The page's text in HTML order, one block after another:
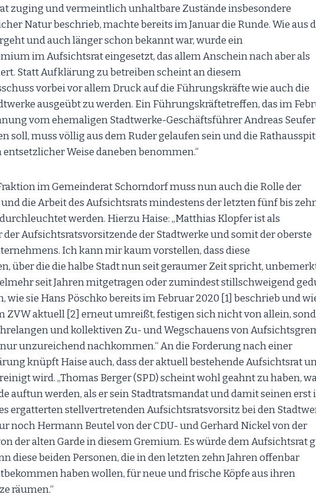
zuging und vermeintlich unhaltbare Zustände insbesondere
Natur beschrieb, machte bereits im Januar die Runde. Wie aus
und auch länger schon bekannt war, wurde ein
im Aufsichtsrat eingesetzt, das allem Anschein nach aber als
Statt Aufklärung zu betreiben scheint an diesem
vorbei vor allem Druck auf die Führungskräfte wie auch die
ausgeübt zu werden. Ein Führungskräftetreffen, das im
vom ehemaligen Stadtwerke-Geschäftsführer Andreas Seufer
soll, muss völlig aus dem Ruder gelaufen sein und die
Weise daneben benommen.“
im Gemeinderat Schorndorf muss nun auch die Rolle der
die Arbeit des Aufsichtsrats mindestens der letzten fünf bis
werden. Hierzu Haise: „Matthias Klopfer ist als
Aufsichtsratsvorsitzende der Stadtwerke und somit der oberste
Ich kann mir kaum vorstellen, dass diese
über die die halbe Stadt nun seit geraumer Zeit spricht,
seit Jahren mitgetragen oder zumindest stillschweigend
wie sie Hans Pöschko bereits im Februar 2020 [1] beschrieb und
ZVW aktuell [2] erneut umreißt, festigen sich nicht von allein,
und kollektiven Zu- und Wegschauens von
unzureichend nachkommen.“ An die Forderung nach einer
knüpft Haise auch, dass der aktuell bestehende Aufsichtsrat
wird. „Thomas Berger (SPD) scheint wohl geahnt zu haben,
auftun werden, als er sein Stadtratsmandat und damit seinen erst
ergatterten stellvertretenden Aufsichtsratsvorsitz bei den
noch Hermann Beutel von der CDU- und Gerhard Nickel von der
der alten Garde in diesem Gremium. Es würde dem Aufsichtsrat
diese beiden Personen, die in den letzten zehn Jahren offenbar
haben wollen, für neue und frische Köpfe aus ihren
räumen.“